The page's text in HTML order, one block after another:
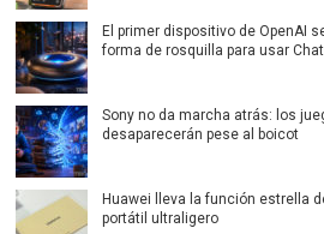
El primer dispositivo de OpenAI
forma de rosquilla para usar
Sony no da marcha atrás: los
desaparecerán pese al boicot
Huawei lleva la función estrella
portátil ultraligero